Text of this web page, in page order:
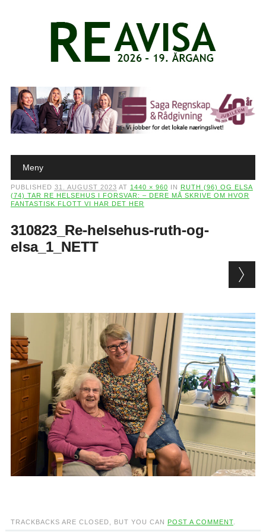
Main menu
Meny
PUBLISHED 31. AUGUST 2023 AT 1440 × 960 IN
RUTH (96) OG ELSA
(74) TAR RE HELSEHUS I FORSVAR: – DERE MÅ SKRIVE OM HVOR
FANTASTISK FLOTT VI HAR DET HER
310823_Re-helsehus-ruth-og-
elsa_1_NETT
TRACKBACKS ARE CLOSED, BUT YOU CAN POST A COMMENT.